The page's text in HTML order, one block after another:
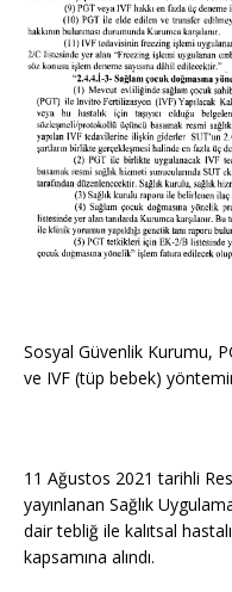
Sosyal Güvenlik Kurumu,
ve IVF (tüp bebek)
11 Ağustos 2021 tarihli
yayınlanan Sağlık
dair tebliğ ile kalıtsal
kapsamına alındı.